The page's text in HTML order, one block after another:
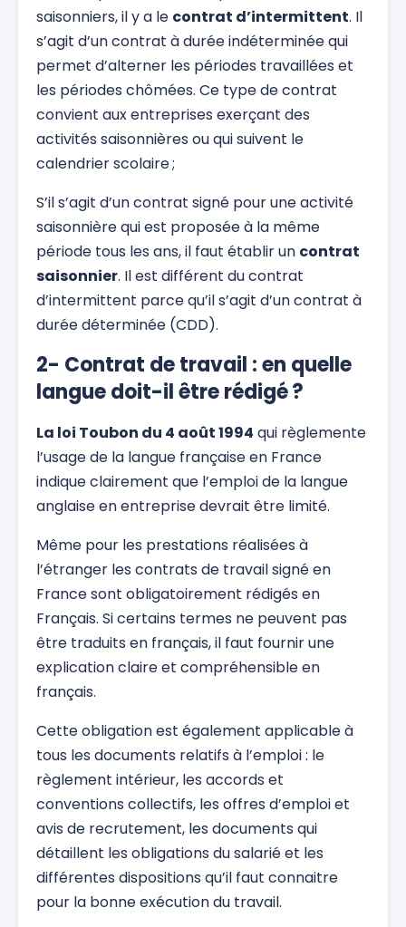
saisonniers, il y a le contrat d’intermittent. Il
s’agit d’un contrat à durée indéterminée qui
permet d’alterner les périodes travaillées et
les périodes chômées. Ce type de contrat
convient aux entreprises exerçant des
activités saisonnières ou qui suivent le
calendrier scolaire ;
S’il s’agit d’un contrat signé pour une activité
saisonnière qui est proposée à la même
période tous les ans, il faut établir un contrat
saisonnier. Il est différent du contrat
d’intermittent parce qu’il s’agit d’un contrat à
durée déterminée (CDD).
2- Contrat de travail : en quelle
langue doit-il être rédigé ?
La loi Toubon du 4 août 1994 qui règlemente
l’usage de la langue française en France
indique clairement que l’emploi de la langue
anglaise en entreprise devrait être limité.
Même pour les prestations réalisées à
l’étranger les contrats de travail signé en
France sont obligatoirement rédigés en
Français. Si certains termes ne peuvent pas
être traduits en français, il faut fournir une
explication claire et compréhensible en
français.
Cette obligation est également applicable à
tous les documents relatifs à l’emploi : le
règlement intérieur, les accords et
conventions collectifs, les offres d’emploi et
avis de recrutement, les documents qui
détaillent les obligations du salarié et les
différentes dispositions qu’il faut connaitre
pour la bonne exécution du travail.